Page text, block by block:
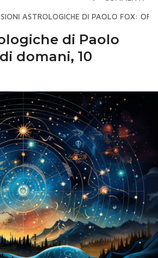
ASTROLOGICHE DI PAOLO FOX:
di Paolo
domani, 10